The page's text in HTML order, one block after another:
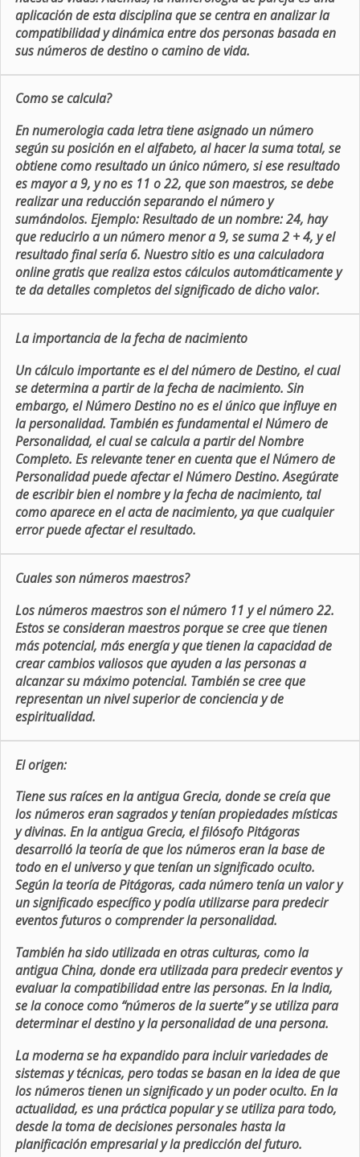
aplicación de esta disciplina que se centra en analizar la
compatibilidad y dinámica entre dos personas basada en
sus números de destino o camino de vida.
Como se calcula?
En numerologia cada letra tiene asignado un número
según su posición en el alfabeto, al hacer la suma total, se
obtiene como resultado un único número, si ese resultado
es mayor a 9, y no es 11 o 22, que son maestros, se debe
realizar una reducción separando el número y
sumándolos. Ejemplo: Resultado de un nombre: 24, hay
que reducirlo a un número menor a 9, se suma 2 + 4, y el
resultado final sería 6. Nuestro sitio es una calculadora
online gratis que realiza estos cálculos automáticamente y
te da detalles completos del significado de dicho valor.
La importancia de la fecha de nacimiento
Un cálculo importante es el del número de Destino, el cual
se determina a partir de la fecha de nacimiento. Sin
embargo, el Número Destino no es el único que influye en
la personalidad. También es fundamental el Número de
Personalidad, el cual se calcula a partir del Nombre
Completo. Es relevante tener en cuenta que el Número de
Personalidad puede afectar el Número Destino. Asegúrate
de escribir bien el nombre y la fecha de nacimiento, tal
como aparece en el acta de nacimiento, ya que cualquier
error puede afectar el resultado.
Cuales son números maestros?
Los números maestros son el número 11 y el número 22.
Estos se consideran maestros porque se cree que tienen
más potencial, más energía y que tienen la capacidad de
crear cambios valiosos que ayuden a las personas a
alcanzar su máximo potencial. También se cree que
representan un nivel superior de conciencia y de
espiritualidad.
El origen:
Tiene sus raíces en la antigua Grecia, donde se creía que
los números eran sagrados y tenían propiedades místicas
y divinas. En la antigua Grecia, el filósofo Pitágoras
desarrolló la teoría de que los números eran la base de
todo en el universo y que tenían un significado oculto.
Según la teoría de Pitágoras, cada número tenía un valor y
un significado específico y podía utilizarse para predecir
eventos futuros o comprender la personalidad.
También ha sido utilizada en otras culturas, como la
antigua China, donde era utilizada para predecir eventos y
evaluar la compatibilidad entre las personas. En la India,
se la conoce como “números de la suerte” y se utiliza para
determinar el destino y la personalidad de una persona.
La moderna se ha expandido para incluir variedades de
sistemas y técnicas, pero todas se basan en la idea de que
los números tienen un significado y un poder oculto. En la
actualidad, es una práctica popular y se utiliza para todo,
desde la toma de decisiones personales hasta la
planificación empresarial y la predicción del futuro.